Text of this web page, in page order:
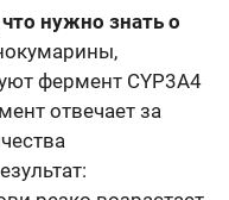
нужно знать о
фермент CYP3A4
отвечает за